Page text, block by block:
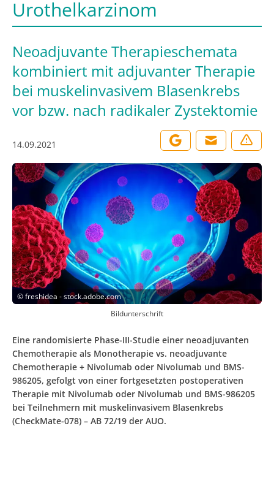
Urothelkarzinom
Neoadjuvante Therapieschemata
kombiniert mit adjuvanter Therapie
bei muskelinvasivem Blasenkrebs
vor bzw. nach radikaler Zystektomie
14.09.2021
©freshidea - stock.adobe.com
Bildunterschrift
Eine randomisierte Phase-III-Studie einer neoadjuvanten
Chemotherapie als Monotherapie vs. neoadjuvante
Chemotherapie + Nivolumab oder Nivolumab und BMS-
986205, gefolgt von einer fortgesetzten postoperativen
Therapie mit Nivolumab oder Nivolumab und BMS-986205
bei Teilnehmern mit muskelinvasivem Blasenkrebs
(CheckMate-078) – AB 72/19 der AUO.